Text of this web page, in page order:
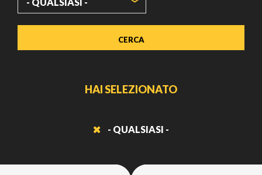
HAI SELEZIONATO
- QUALSIASI -